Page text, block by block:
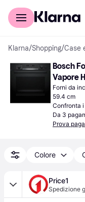
Per il tuo shopping
Klarna/Shopping/Case
Bosch
Vapore
Forni da
59.4 cm
Confronta
Da 3
Prova
Colore
Price1
Spedizione